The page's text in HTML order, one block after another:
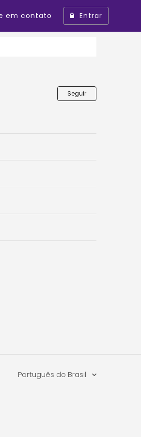
em contato Entrar
Seguir
Português do Brasil